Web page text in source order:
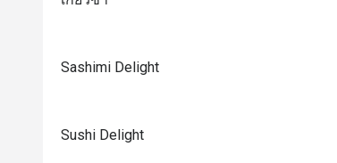
Sashimi Delight
Sushi Delight